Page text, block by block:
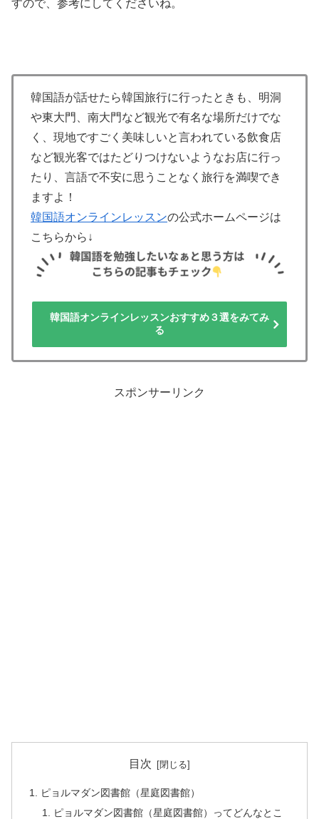
すので、参考にしてくださいね。
韓国語が話せたら韓国旅行に行ったときも、明洞
や東大門、南大門など観光で有名な場所だけでな
く、現地ですごく美味しいと言われている飲食店
など観光客ではたどりつけないようなお店に行っ
たり、言語で不安に思うことなく旅行を満喫でき
ますよ！
韓国語オンラインレッスンの公式ホームページは
こちらから↓
韓国語オンラインレッスンおすすめ３選をみてみ
る
スポンサーリンク
目次
ピョルマダン図書館（星庭図書館）
ピョルマダン図書館（星庭図書館）ってどんなとこ